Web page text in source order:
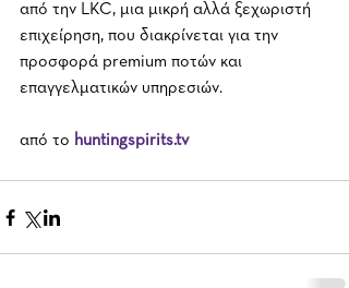
από την LKC, μια μικρή αλλά ξεχωριστή
επιχείρηση, που διακρίνεται για την
προσφορά premium ποτών και
επαγγελματικών υπηρεσιών.
από το huntingspirits.tv